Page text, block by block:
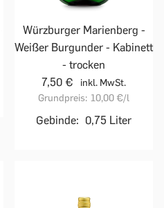
Würzburger Marienberg -
Weißer Burgunder - Kabinett
- trocken
7,50 €
inkl. MwSt.
Grundpreis: 10,00 €/l
Gebinde: 0,75 Liter